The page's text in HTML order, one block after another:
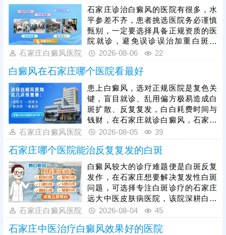
治白癜风注重中医调理，为白斑分
型，辨证论治，由内而外疏通经络，
为黑色素细胞修复、再生创造良好的
条件。另外，白癜风治好后重视抗复
发，通过巩固治疗、定期复查、护理
保健等措施，降低白斑反复发作的几
率。
石家庄诊治白癜风的医院有很多，水
平参差不齐，患者挑选医院务必谨慎
甄别，一定要选择具备正规资质的医
院就诊，避免误诊误治加重白斑病
情。石家庄远大深耕白癜风专项诊疗
个性化诊疗方案，让患者治病不走弯
路、不花冤枉钱，采用中西医结合诊
疗模式，内外同步修复黑色素，祛白
成效稳定突出。院内收费公开透明、
定价平价亲民，长期收获本地及周边
患者良好口碑。
石家庄白癜风医院 2026-08-06 22
白癜风在石家庄哪个医院看最好
患上白癜风，选对正规医院是复色关
键，盲目就诊、乱用偏方极易造成白
斑扩散、反复复发，白白耗费时间与
钱财，在石家庄就诊白癜风，石家庄
远大是广受本地患者认可的正规医
院，该院深耕白斑诊疗多年，坚持白
癜风专病专治，严格遵循分期、分型
诊疗准则，结合患者具体情况定制个
性化方案，对症治疗避免走弯路，采
用中西医结合祛白模式，内外协同缩
短整体治疗周期，全程收费公开透
明，平价亲民无隐形消费，普通家庭
也可安心就诊。
石家庄白癜风医院 2026-08-05 39
石家庄哪个医院能治反复复发的白斑
白癜风较大的诊疗难题便是白斑反复
发作，在石家庄想要解决复发性白斑
问题，可选择专注白斑诊疗的石家庄
远大中医皮肤病医院，该院深耕白癜
风专项诊疗，针对白斑复发根源，结
合每位患者白斑位置、复发频次、体
质、分期情况，定制个体化综合诊疗
石家庄白癜风医院 2026-08-04 45
石家庄中医治疗白癜风效果好的医院